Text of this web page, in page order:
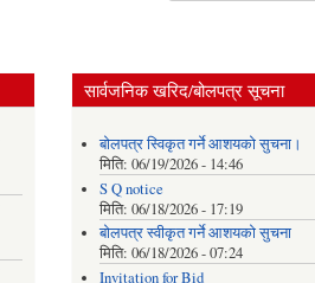
सार्वजनिक खरिद/बोलपत्र सूचना
बोलपत्र स्विकृत गर्ने आशयको सुचना।
मिति: 06/19/2026 - 14:46
S Q notice
मिति: 06/18/2026 - 17:19
बोलपत्र स्वीकृत गर्ने आशयको सुचना
मिति: 06/18/2026 - 07:24
Invitation for Bid